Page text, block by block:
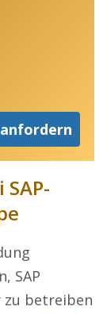
SAP
zu betreiben